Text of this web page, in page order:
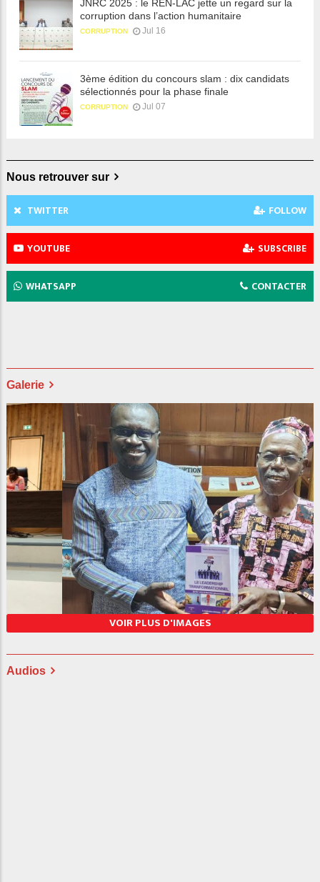
JNRC 2025 : le REN-LAC jette un regard sur la
corruption dans l’action humanitaire
CORRUPTION Jul 16
3ème édition du concours slam : dix candidats
sélectionnés pour la phase finale
CORRUPTION Jul 07
Nous retrouver sur
TWITTER FOLLOW
YOUTUBE SUBSCRIBE
WHATSAPP CONTACTER
Galerie
VOIR PLUS D'IMAGES
Audios